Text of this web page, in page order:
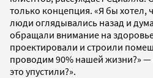
только концепция. «Я бы хотел,
люди оглядывались назад и
обращали внимание на
проектировали и строили
проводим 90% нашей жизни?»
это упустили?».